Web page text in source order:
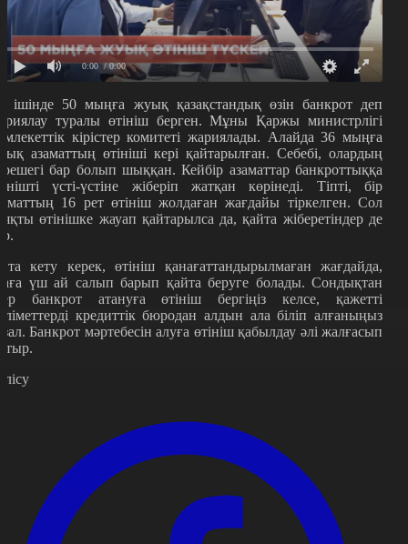
0:00 / 0:00
ішінде 50 мыңға жуық қазақстандық өзін банкрот деп
туралы өтініш берген. Мұны Қаржы министрлігі
кірістер комитеті жариялады. Алайда 36 мыңға
азаматтың өтініші кері қайтарылған. Себебі, олардың
бар болып шыққан. Кейбір азаматтар банкроттыққа
үсті-үстіне жіберіп жатқан көрінеді. Тіпті, бір
16 рет өтініш жолдаған жағдайы тіркелген. Сол
өтінішке жауап қайтарылса да, қайта жіберетіндер де
кету керек, өтініш қанағаттандырылмаған жағдайда,
үш ай салып барып қайта беруге болады. Сондықтан
банкрот атануға өтініш бергіңіз келсе, қажетті
кредиттік бюродан алдын ала біліп алғаныңыз
Банкрот мәртебесін алуға өтініш қабылдау әлі жалғасып